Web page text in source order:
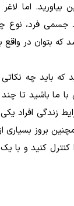
بیاورید. اما
جسمی فرد،
بتوان در واقع
که باید چه نکاتی
ما باشید تا چند
زندگی افراد
بروز
کنید و با